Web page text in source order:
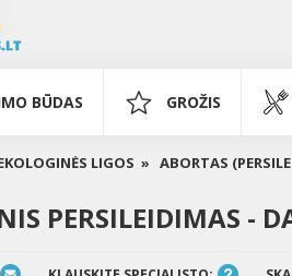
BŪDAS GROŽIS
LIGOS » ABORTAS
PERSILEIDIMAS -